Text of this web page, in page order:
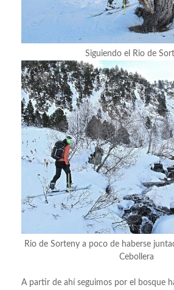
Siguiendo el Rio de
Rio de Sorteny a poco de haberse
Cebollera
A partir de ahí seguimos por el bosque